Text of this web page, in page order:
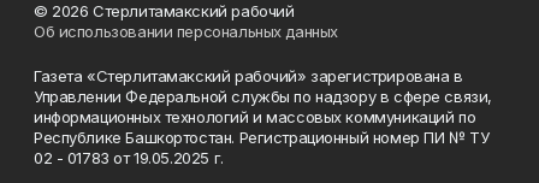
© 2026 Стерлитамакский рабочий
Об использовании персональных данных
Газета «Стерлитамакский рабочий» зарегистрирована в
Управлении Федеральной службы по надзору в сфере связи,
информационных технологий и массовых коммуникаций по
Республике Башкортостан. Регистрационный номер ПИ № ТУ
02 - 01783 от 19.05.2025 г.